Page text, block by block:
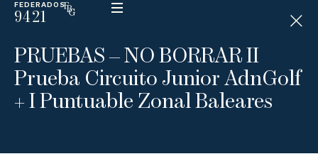
FEDERADOS
9421
ESP
N
D
I
C
P
PRUEBAS – NO BORRAR II
Prueba Circuito Junior AdnGolf
+ I Puntuable Zonal Baleares